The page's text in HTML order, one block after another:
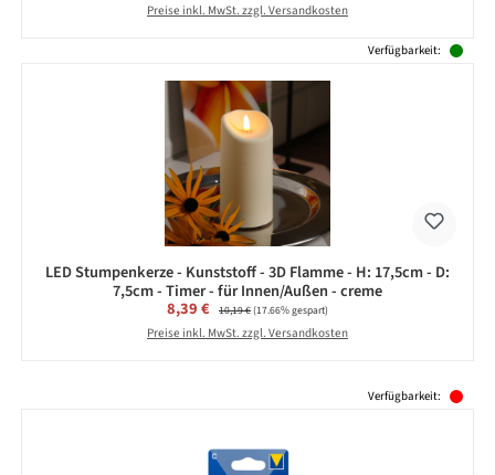
Preise inkl. MwSt. zzgl. Versandkosten
Verfügbarkeit:
LED Stumpenkerze - Kunststoff - 3D Flamme - H: 17,5cm - D:
7,5cm - Timer - für Innen/Außen - creme
Verkaufspreis:
8,39 € Regulärer Preis:
10,19 €(17.66% gespart)
Preise inkl. MwSt. zzgl. Versandkosten
Verfügbarkeit: